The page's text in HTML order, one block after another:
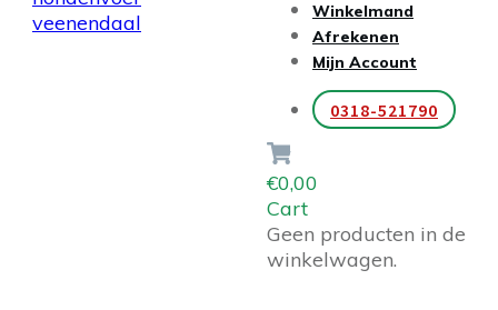
Winkelmand
Afrekenen
Mijn Account
0318-521790
€0,00
Cart
Geen producten in de
winkelwagen.